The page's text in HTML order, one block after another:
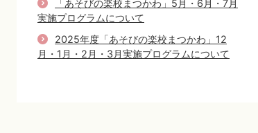
「あそびの楽校まつかわ」5月・6月・7月
実施プログラムについて
2025年度「あそびの楽校まつかわ」12
月・1月・2月・3月実施プログラムについて